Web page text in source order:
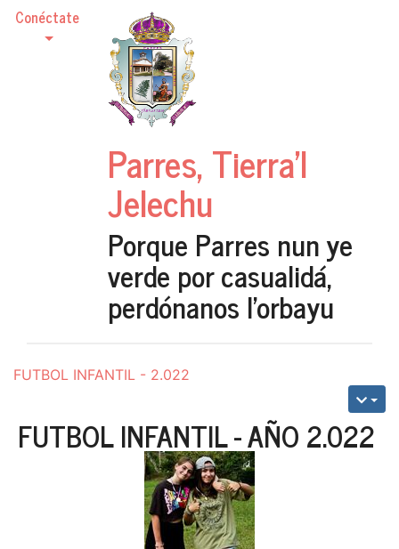
Conéctate
Parres, Tierra'l
Jelechu
Porque Parres nun ye
verde por casualidá,
perdónanos l'orbayu
FUTBOL INFANTIL - 2.022
FUTBOL INFANTIL - AÑO 2.022